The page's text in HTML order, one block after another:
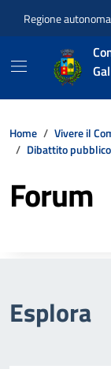
Regione
Home Vivere il
Dibattito pubblico
Forum
Esplora